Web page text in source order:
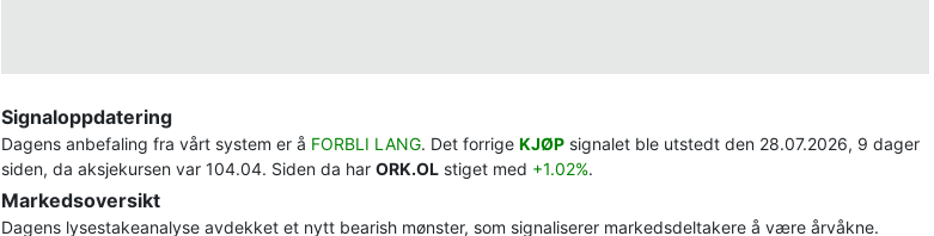
Signaloppdatering
Dagens anbefaling fra vårt system er å FORBLI LANG. Det forrige KJØP signalet ble utstedt den 28.07.2026, 9 dager
siden, da aksjekursen var 104.04. Siden da har ORK.OL stiget med +1.02%.
Markedsoversikt
Dagens lysestakeanalyse avdekket et nytt bearish mønster, som signaliserer markedsdeltakere å være årvåkne.